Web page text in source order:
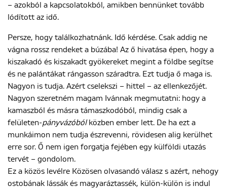
– azokból a kapcsolatokból, amikben bennünket tovább
lódított az idő.
Persze, hogy találkozhatnánk. Idő kérdése. Csak addig ne
vágna rossz rendeket a búzába! Az ő hivatása épen, hogy a
kiszakadó és kiszakadt gyökereket megint a földbe segítse
és ne palántákat rángasson száradtra. Ezt tudja ő maga is.
Nagyon is tudja. Azért cselekszi – hittel – az ellenkezőjét.
Nagyon szeretném magam Ivánnak megmutatni: hogy a
kamaszból és másra támaszkodóból, mindig csak a
felületen-pányvázóbólközben ember lett. De ha ezt a
munkáimon nem tudja észrevenni, rövidesen alig kerülhet
erre sor. Ő nem igen forgatja fejében egy külföldi utazás
tervét – gondolom.
Ez a közös levélre Közösen olvasandó válasz s azért, nehogy
ostobának lássák és magyaráztassék, külön-külön is indul